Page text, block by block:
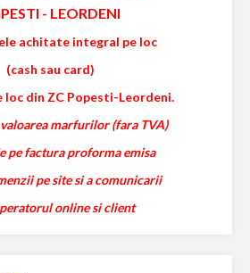
- LEORDENI
achitate integral pe loc
(cash sau card)
loc din ZC Popesti-Leordeni.
valoarea marfurilor (fara TVA)
pe factura proforma emisa
pe site si a comunicarii
online si client